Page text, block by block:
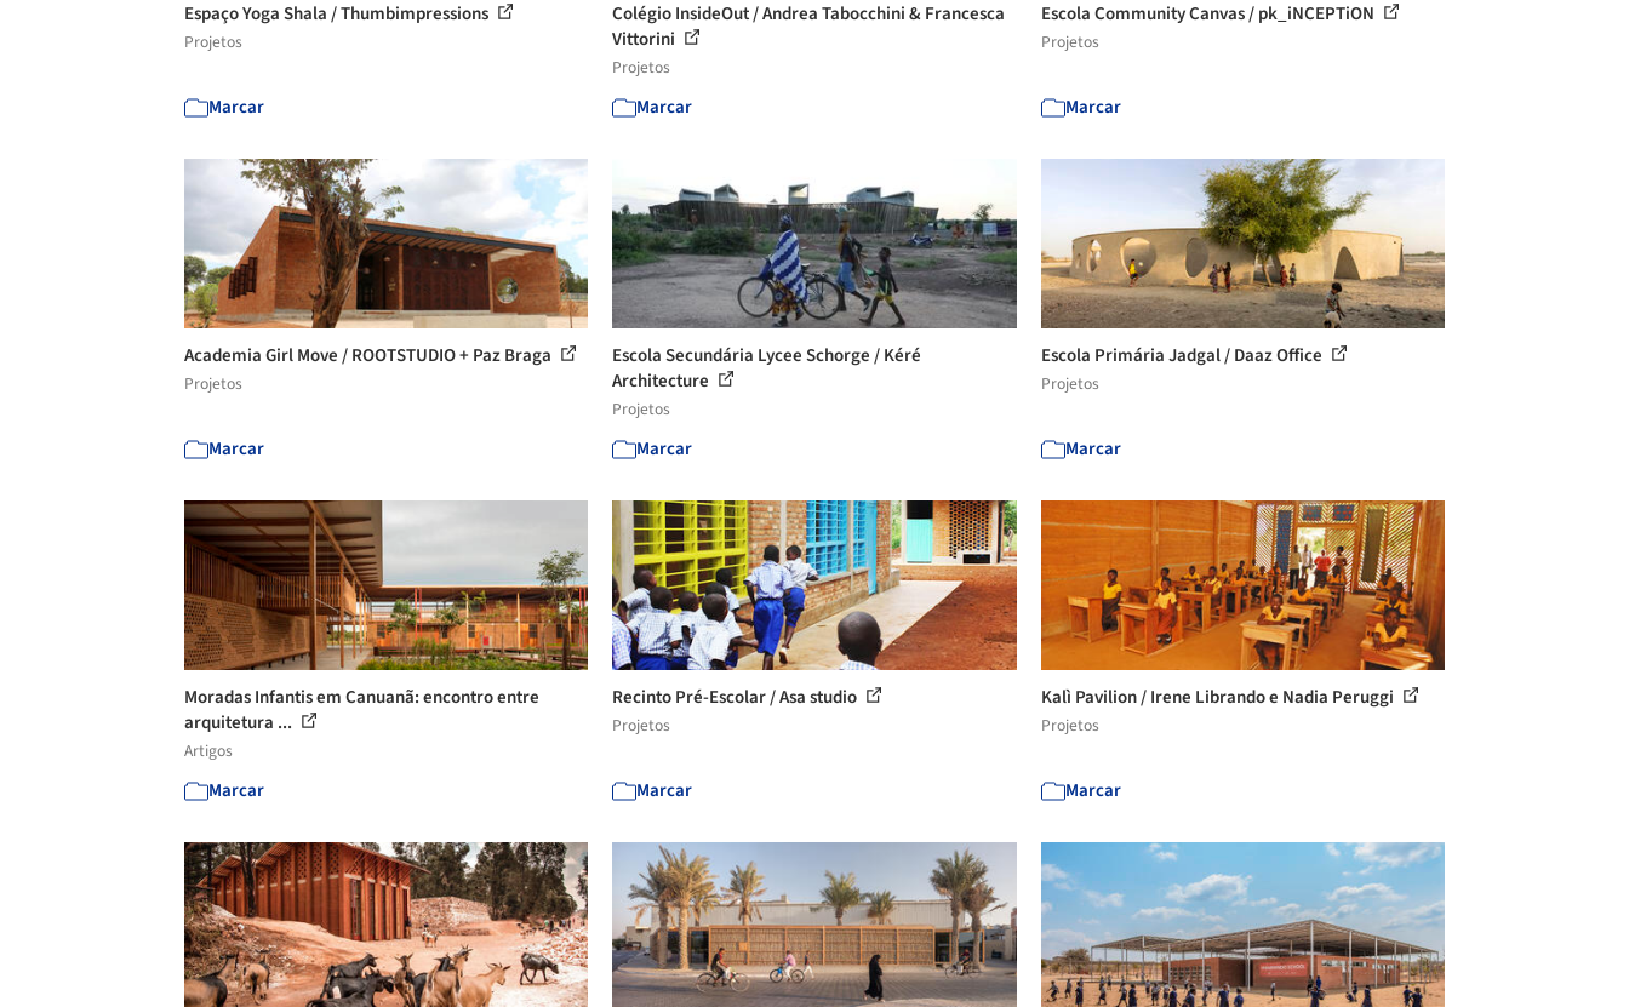
Espaço Yoga Shala / Thumbimpressions
Projetos
Marcar
Colégio InsideOut / Andrea Tabocchini & Francesca
Vittorini
Projetos
Marcar
Escola Community Canvas / pk_iNCEPTiON
Projetos
Marcar
Academia Girl Move / ROOTSTUDIO + Paz Braga
Projetos
Marcar
Escola Secundária Lycee Schorge / Kéré
Architecture
Projetos
Marcar
Escola Primária Jadgal / Daaz Office
Projetos
Marcar
Moradas Infantis em Canuanã: encontro entre
arquitetura ...
Artigos
Marcar
Recinto Pré-Escolar / Asa studio
Projetos
Marcar
Kalì Pavilion / Irene Librando e Nadia Peruggi
Projetos
Marcar